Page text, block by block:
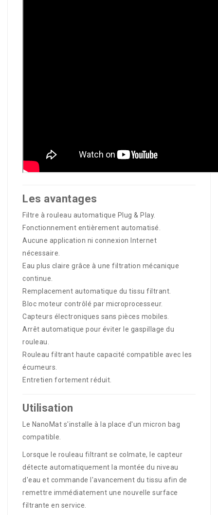
Les avantages
Filtre à rouleau automatique Plug & Play.
Fonctionnement entièrement automatisé.
Aucune application ni connexion Internet
nécessaire.
Eau plus claire grâce à une filtration mécanique
continue.
Remplacement automatique du tissu filtrant.
Bloc moteur contrôlé par microprocesseur.
Capteurs électroniques sans pièces mobiles.
Arrêt automatique pour éviter le gaspillage du
rouleau.
Rouleau filtrant haute capacité compatible avec les
écumeurs.
Entretien fortement réduit.
Utilisation
Le NanoMat s'installe à la place d'un micron bag
compatible.
Lorsque le rouleau filtrant se colmate, le capteur
détecte automatiquement la montée du niveau
d'eau et commande l'avancement du tissu afin de
remettre immédiatement une nouvelle surface
filtrante en service.